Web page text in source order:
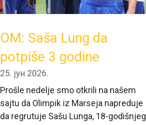
OM: Saša Lung da
potpiše 3 godine
25. јун 2026.
Prošle nedelje smo otkrili na našem
sajtu da Olimpik iz Marseja napreduje
da regrutuje Sašu Lunga, 18-godišnjeg